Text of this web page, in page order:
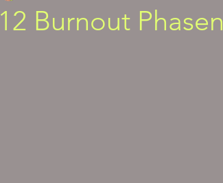
12 Burnout Phasen